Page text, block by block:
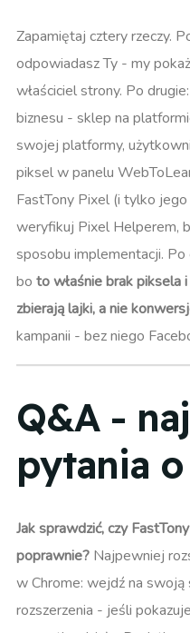
Zapamiętaj cztery rzeczy.
odpowiadasz Ty - my
właściciel strony. Po
biznesu - sklep na
swojej platformy,
piksel w panelu
FastTony Pixel (i tylko
weryfikuj Pixel Helperem,
sposobu implementacji. Po
bo to właśnie brak piksela
zbierają lajki, a nie
kampanii - bez niego
Q&A -
pytania
Jak sprawdzić, czy
poprawnie? Najpewniej
w Chrome: wejdź na swoją
rozszerzenia - jeśli